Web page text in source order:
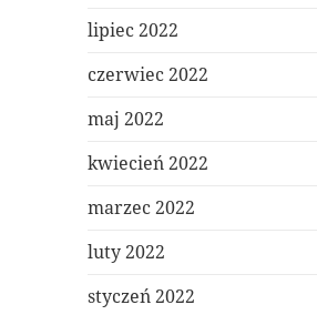
lipiec 2022
czerwiec 2022
maj 2022
kwiecień 2022
marzec 2022
luty 2022
styczeń 2022